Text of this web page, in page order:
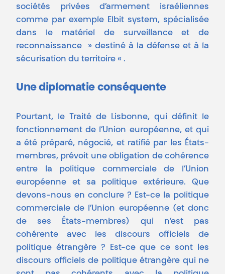
sociétés privées d’armement israéliennes
comme par exemple Elbit system, spécialisée
dans le matériel de surveillance et de
reconnaissance » destiné à la défense et à la
sécurisation du territoire « .
Une diplomatie conséquente
Pourtant, le Traité de Lisbonne, qui définit le
fonctionnement de l’Union européenne, et qui
a été préparé, négocié, et ratifié par les États-
membres, prévoit une obligation de cohérence
entre la politique commerciale de l’Union
européenne et sa politique extérieure. Que
devons-nous en conclure ? Est-ce la politique
commerciale de l’Union européenne (et donc
de ses États-membres) qui n’est pas
cohérente avec les discours officiels de
politique étrangère ? Est-ce que ce sont les
discours officiels de politique étrangère qui ne